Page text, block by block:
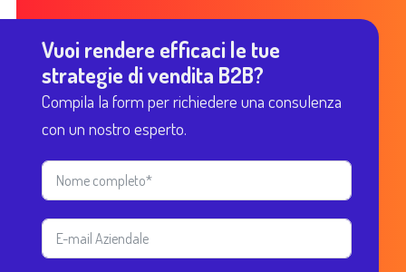
Vuoi rendere efficaci le tue
strategie di vendita B2B?
Compila la form per richiedere una consulenza
con un nostro esperto.